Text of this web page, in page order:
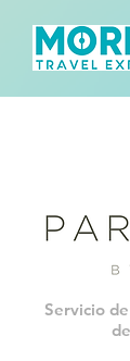
Servicio